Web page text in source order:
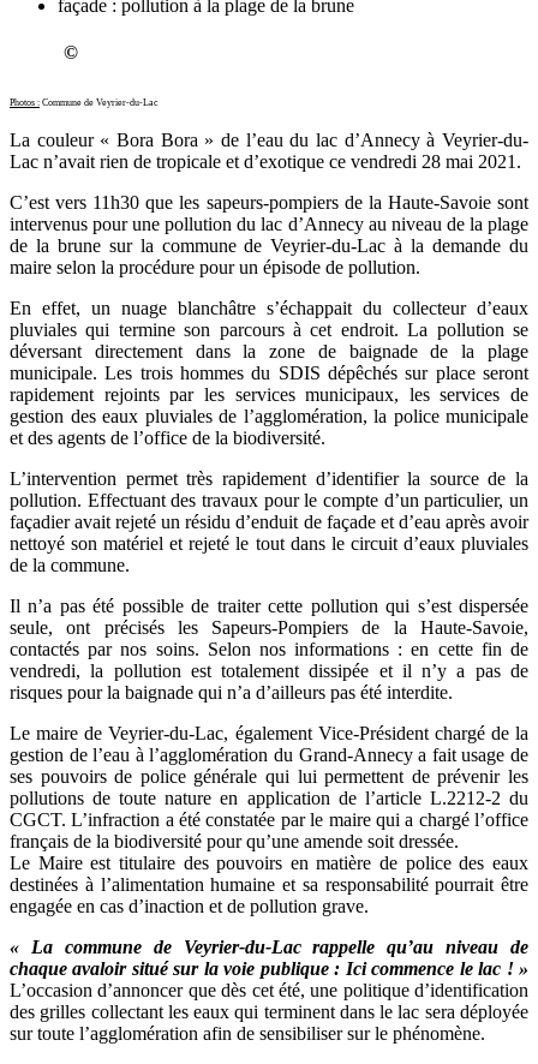
©
Photos : Commune de Veyrier-du-Lac
La couleur « Bora Bora » de l’eau du lac d’Annecy à Veyrier-du-
Lac n’avait rien de tropicale et d’exotique ce vendredi 28 mai 2021.
C’est vers 11h30 que les sapeurs-pompiers de la Haute-Savoie sont
intervenus pour une pollution du lac d’Annecy au niveau de la plage
de la brune sur la commune de Veyrier-du-Lac à la demande du
maire selon la procédure pour un épisode de pollution.
En effet, un nuage blanchâtre s’échappait du collecteur d’eaux
pluviales qui termine son parcours à cet endroit. La pollution se
déversant directement dans la zone de baignade de la plage
municipale. Les trois hommes du SDIS dépêchés sur place seront
rapidement rejoints par les services municipaux, les services de
gestion des eaux pluviales de l’agglomération, la police municipale
et des agents de l’office de la biodiversité.
L’intervention permet très rapidement d’identifier la source de la
pollution. Effectuant des travaux pour le compte d’un particulier, un
façadier avait rejeté un résidu d’enduit de façade et d’eau après avoir
nettoyé son matériel et rejeté le tout dans le circuit d’eaux pluviales
de la commune.
Il n’a pas été possible de traiter cette pollution qui s’est dispersée
seule, ont précisés les Sapeurs-Pompiers de la Haute-Savoie,
contactés par nos soins. Selon nos informations : en cette fin de
vendredi, la pollution est totalement dissipée et il n’y a pas de
risques pour la baignade qui n’a d’ailleurs pas été interdite.
Le maire de Veyrier-du-Lac, également Vice-Président chargé de la
gestion de l’eau à l’agglomération du Grand-Annecy a fait usage de
ses pouvoirs de police générale qui lui permettent de prévenir les
pollutions de toute nature en application de l’article L.2212-2 du
CGCT. L’infraction a été constatée par le maire qui a chargé l’office
français de la biodiversité pour qu’une amende soit dressée.
Le Maire est titulaire des pouvoirs en matière de police des eaux
destinées à l’alimentation humaine et sa responsabilité pourrait être
engagée en cas d’inaction et de pollution grave.
« La commune de Veyrier-du-Lac rappelle qu’au niveau de
chaque avaloir situé sur la voie publique : Ici commence le lac ! »
L’occasion d’annoncer que dès cet été, une politique d’identification
des grilles collectant les eaux qui terminent dans le lac sera déployée
sur toute l’agglomération afin de sensibiliser sur le phénomène.